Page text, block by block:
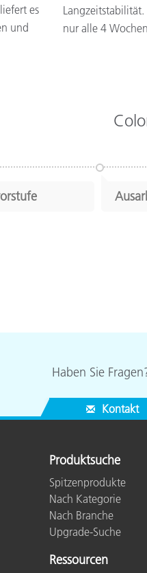
es
und
nur alle 4
Haben Sie
Kontakt
Produktsuche
Spitzenprodukte
Nach Kategorie
Nach Branche
Upgrade-Suche
Ressourcen